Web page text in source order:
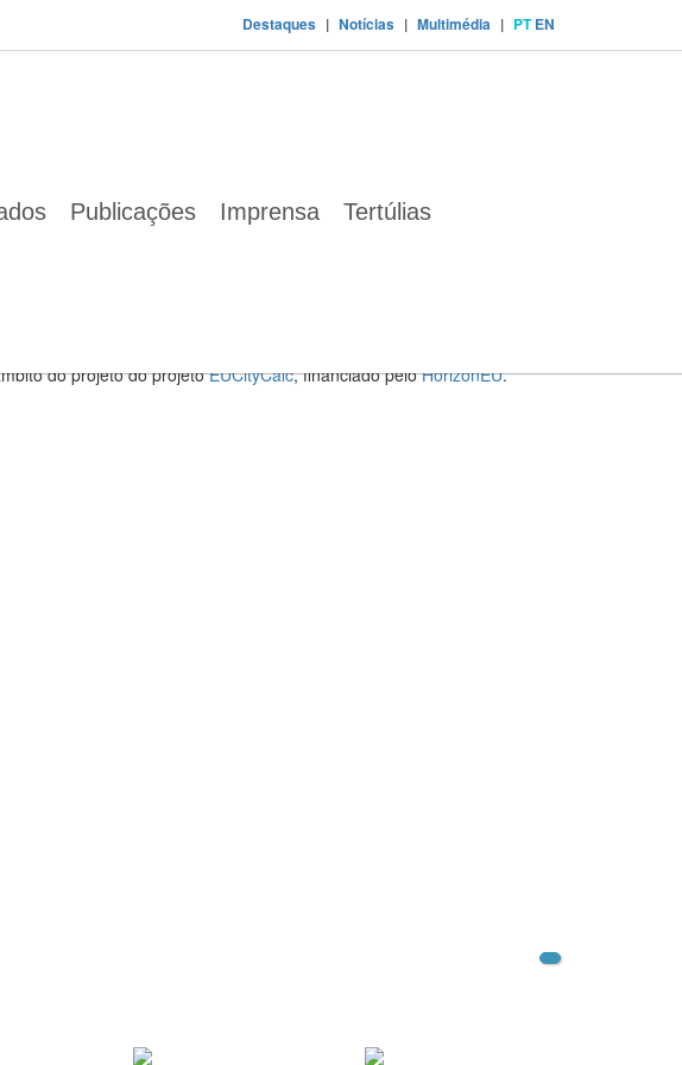
Destaques | Notícias | Multimédia | PT EN
Publicações Imprensa Tertúlias
do projeto do projetoEUCityCalc, financiado peloHorizonEU.